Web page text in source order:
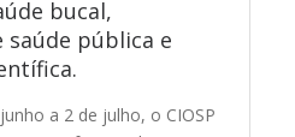
bucal,
saúde pública e
a 2 de julho, o CIOSP